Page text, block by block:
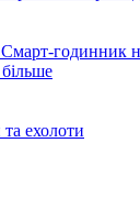
Смарт-годинник
ехолоти